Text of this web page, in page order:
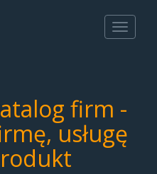
Toggle
firm -
usługę